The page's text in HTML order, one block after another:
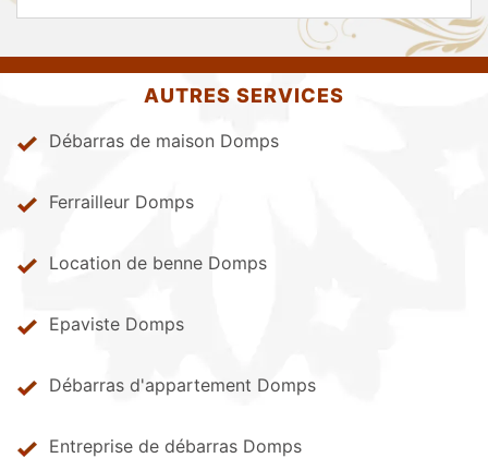
AUTRES SERVICES
Débarras de maison Domps
Ferrailleur Domps
Location de benne Domps
Epaviste Domps
Débarras d'appartement Domps
Entreprise de débarras Domps